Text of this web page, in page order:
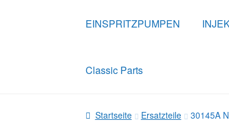
EINSPRITZPUMPEN
Classic Parts
Startseite Ersatzteile 30145A